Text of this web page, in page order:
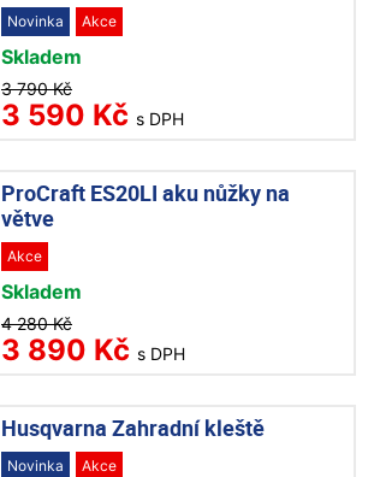
Novinka Akce
Skladem
3 790 Kč
3 590 Kč s DPH
ProCraft ES20LI aku nůžky na
větve
Akce
Skladem
4 280 Kč
3 890 Kč s DPH
Husqvarna Zahradní kleště
Novinka Akce